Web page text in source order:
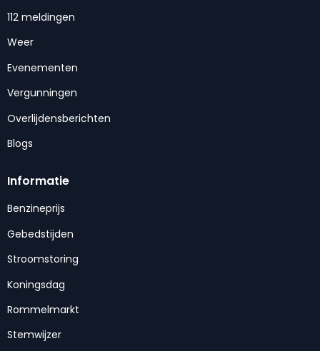
112 meldingen
Weer
Evenementen
Vergunningen
Overlijdensberichten
Blogs
Informatie
Benzineprijs
Gebedstijden
Stroomstoring
Koningsdag
Rommelmarkt
Stemwijzer